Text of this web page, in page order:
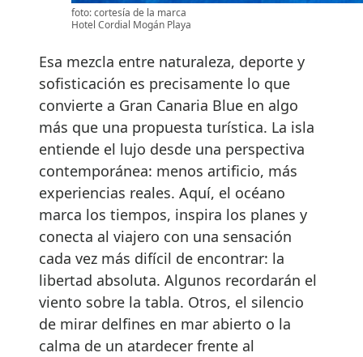
foto: cortesía de la marca
Hotel Cordial Mogán Playa
Esa mezcla entre naturaleza, deporte y
sofisticación es precisamente lo que
convierte a Gran Canaria Blue en algo
más que una propuesta turística. La isla
entiende el lujo desde una perspectiva
contemporánea: menos artificio, más
experiencias reales. Aquí, el océano
marca los tiempos, inspira los planes y
conecta al viajero con una sensación
cada vez más difícil de encontrar: la
libertad absoluta. Algunos recordarán el
viento sobre la tabla. Otros, el silencio
de mirar delfines en mar abierto o la
calma de un atardecer frente al